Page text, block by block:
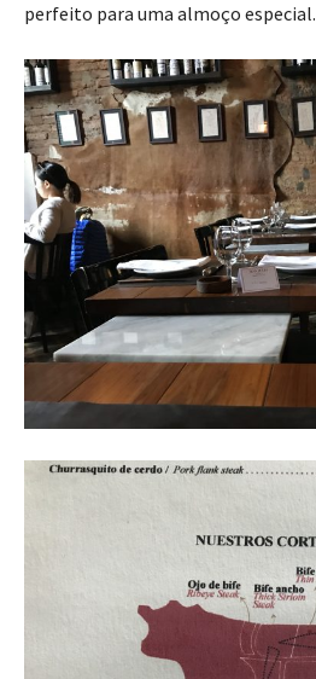
perfeito para uma almoço especial.